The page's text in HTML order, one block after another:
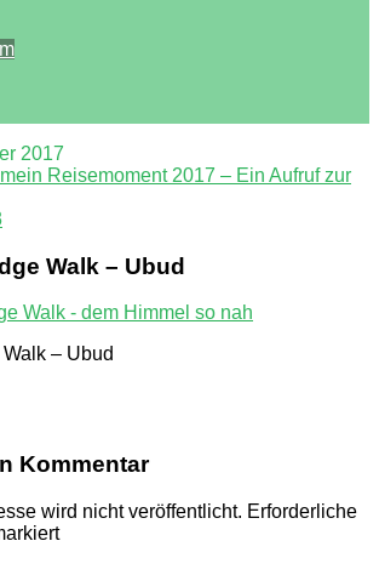
2017
Reisemoment 2017 – Ein Aufruf zur
Walk – Ubud
– Ubud
Kommentar
wird nicht veröffentlicht. Erforderliche